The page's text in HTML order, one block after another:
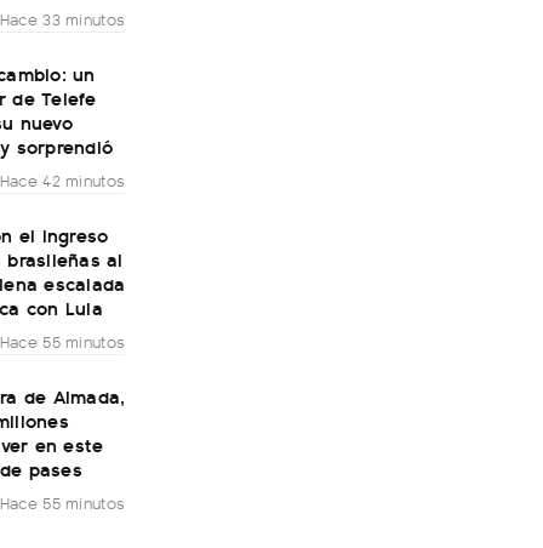
Hace 33 minutos
un
de Telefe
nuevo
sorprendió
Hace 42 minutos
el ingreso
al
escalada
con Lula
Hace 55 minutos
de Almada,
en este
pases
Hace 55 minutos